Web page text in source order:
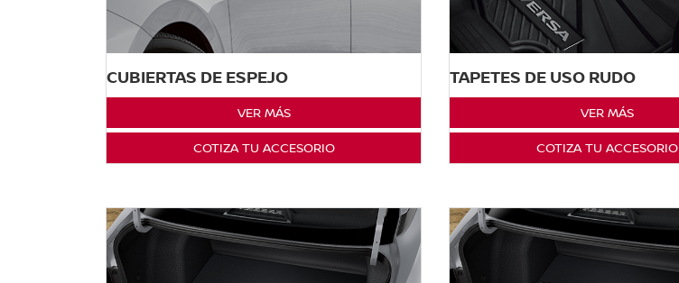
CUBIERTAS DE ESPEJO
VER MÁS
COTIZA TU ACCESORIO
TAPETES DE USO RUDO
VER MÁS
COTIZA TU ACCESORIO